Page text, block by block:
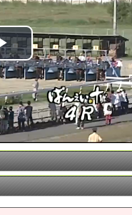
Play
Video